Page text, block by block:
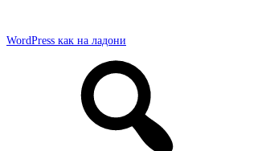
WordPress как на ладони